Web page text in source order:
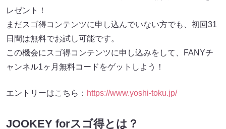
レゼント！
まだスゴ得コンテンツに申し込んでいない方でも、初回31
日間は無料でお試し可能です。
この機会にスゴ得コンテンツに申し込みをして、FANYチ
ャンネル1ヶ月無料コードをゲットしよう！
エントリーはこちら： https://www.yoshi-toku.jp/
JOOKEY forスゴ得とは？